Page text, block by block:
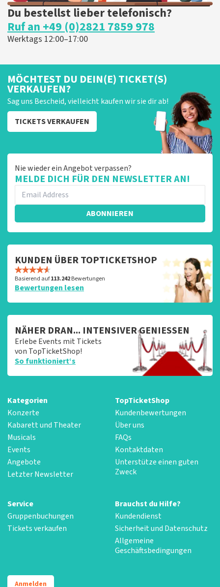
Du bestellst lieber telefonisch?
Ruf an +49 (0)2821 7859 978
Werktags 12:00–17:00
MÖCHTEST DU DEIN(E) TICKET(S)
VERKAUFEN?
Sag uns Bescheid, vielleicht kaufen wir sie dir ab!
TICKETS VERKAUFEN
Nie wieder ein Angebot verpassen?
MELDE DICH FÜR DEN NEWSLETTER AN!
ABONNIEREN
KUNDEN ÜBER TOPTICKETSHOP
Basierend auf113.242Bewertungen
Bewertungen lesen
NÄHER DRAN... INTENSIVER GENIESSEN
Erlebe Events mit Tickets
von TopTicketShop!
So funktioniert‘s
Kategorien
Konzerte
Kabarett und Theater
Musicals
Events
Angebote
Letzter Newsletter
TopTicketShop
Kundenbewertungen
Über uns
FAQs
Kontaktdaten
Unterstütze einen guten
Zweck
Service
Gruppenbuchungen
Tickets verkaufen
Brauchst du Hilfe?
Kundendienst
Sicherheit und Datenschutz
Allgemeine
Geschäftsbedingungen
Anmelden